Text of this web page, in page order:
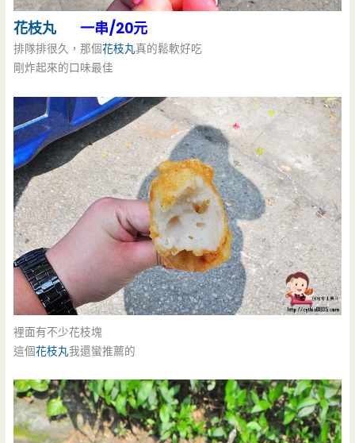
花枝丸 一串/20元
排隊排很久，那個花枝丸真的鬆軟好吃
剛炸起來的口味最佳
裡面有不少花枝塊
這個花枝丸我還蠻推薦的